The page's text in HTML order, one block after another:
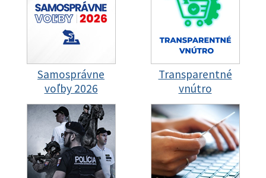
Samosprávne
voľby 2026
Transparentné
vnútro